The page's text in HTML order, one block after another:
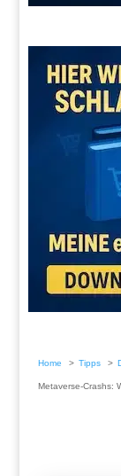
Home Tipps
Metaverse-Crashs: